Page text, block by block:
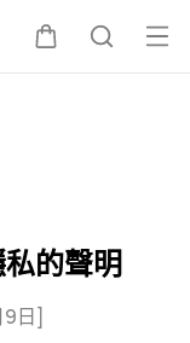
打
的聲明
日]